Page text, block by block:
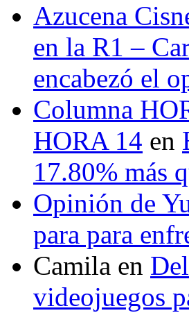
Azucena
en la R1 –
encabezó el
Columna
HORA 14 en
17.80% más
Opinión de
para para
Camila en
videojuegos